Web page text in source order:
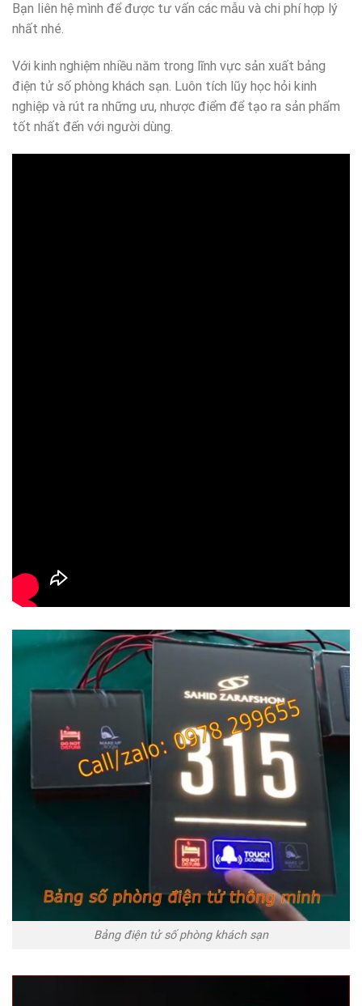
Bạn liên hệ mình để được tư vấn các mẫu và chi phí hợp lý
nhất nhé.
Với kinh nghiệm nhiều năm trong lĩnh vực sản xuất bảng
điện tử số phòng khách sạn. Luôn tích lũy học hỏi kinh
nghiệp và rút ra những ưu, nhược điểm để tạo ra sản phẩm
tốt nhất đến với người dùng.
Bảng điện tử số phòng khách sạn